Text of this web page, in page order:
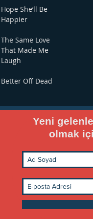
Hope She’ll Be
Happier
The Same Love
That Made Me
Laugh
Better Off Dead
Yeni
olmak